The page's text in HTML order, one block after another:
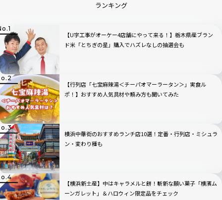
ランキング
【U字工事がオーケー4店舗にやって来る！】栃木県産ブラン
ド米「とちぎの星」購入でハズレなしの抽選会も
【行列店「七宝麻辣湯＜チーパオマーラータン＞」実食ル
ポ！】おすすめ人気具材や頼み方も聞いてみた
横浜中華街のおすすめランチ店10選！定番・行列店・ミシュラ
ン・変わり種も
【横浜新土産】中はキャラメルと餅！斬新な願い菓子「横濱ム
ーンガレット」＆ハロウィン限定品をチェック